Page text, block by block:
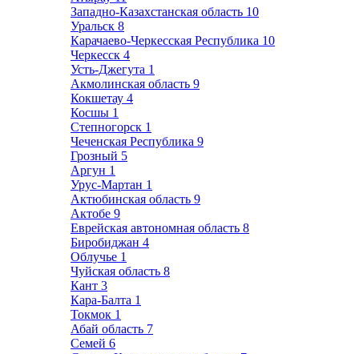
Западно-Казахстанская область 10
Уральск 8
Карачаево-Черкесская Республика 10
Черкесск 4
Усть-Джегута 1
Акмолинская область 9
Кокшетау 4
Косшы 1
Степногорск 1
Чеченская Республика 9
Грозный 5
Аргун 1
Урус-Мартан 1
Актюбинская область 9
Актобе 9
Еврейская автономная область 8
Биробиджан 4
Облучье 1
Чуйская область 8
Кант 3
Кара-Балта 1
Токмок 1
Абай область 7
Семей 6